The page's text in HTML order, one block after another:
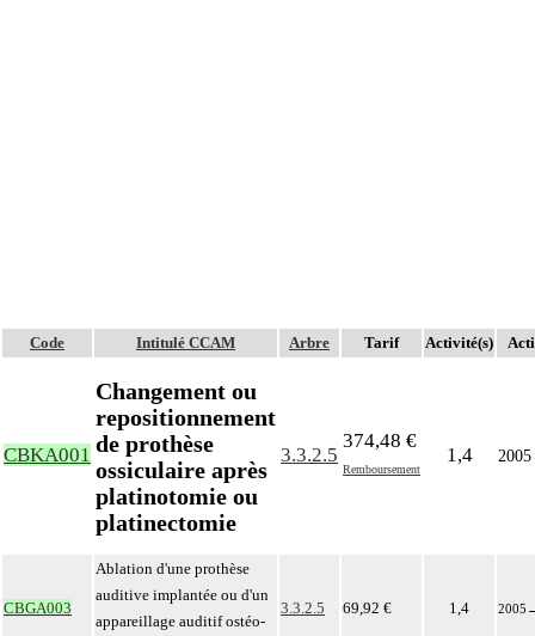
Code Intitulé CCAM Arbre Tarif Activité(s)
CBKA001
Changement ou
repositionnement
de prothèse
ossiculaire après
platinotomie ou
platinectomie
3.3.2.5
374,48 €
Remboursement
1,4 2005
CBGA003
Ablation d'une prothèse
auditive implantée ou d'un
appareillage auditif ostéo-
3.3.2.5 69,92 € 1,4 2005